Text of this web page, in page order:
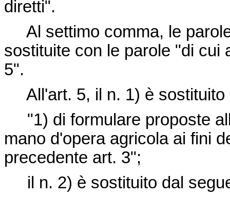
diretti".
Al settimo comma, le
sostituite con le parole "di cui
5".
All'art. 5, il n. 1) è sostituito
"1) di formulare proposte
mano d'opera agricola ai fini
precedente art. 3";
il n. 2) è sostituito dal